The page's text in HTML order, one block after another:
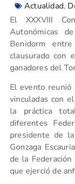
Actualidad,
El XXXVIII
Autonómicas
Benidorm
clausurado con
ganadores del
El evento reunió
vinculadas con
la práctica
diferentes
presidente de
Gonzaga
de la
que ejerció de